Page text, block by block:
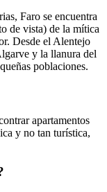
Faro se encuentra
de vista) de la mítica
Desde el Alentejo
y la llanura del
poblaciones.
apartamentos
y no tan turística,